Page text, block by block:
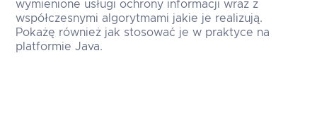
wymienione usługi ochrony informacji wraz z
współczesnymi algorytmami jakie je realizują.
Pokażę również jak stosować je w praktyce na
platformie Java.